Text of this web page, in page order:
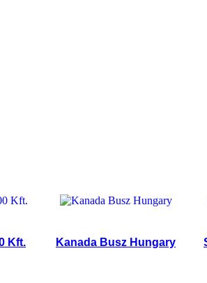
Kanada Busz Hungary